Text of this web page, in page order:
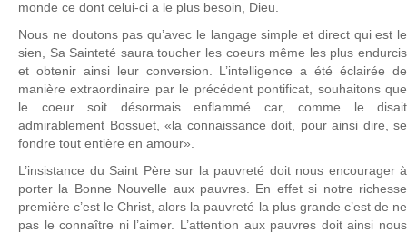
monde ce dont celui-ci a le plus besoin, Dieu.
Nous ne doutons pas qu’avec le langage simple et direct qui est le
sien, Sa Sainteté saura toucher les coeurs même les plus endurcis
et obtenir ainsi leur conversion. L’intelligence a été éclairée de
manière extraordinaire par le précédent pontificat, souhaitons que
le coeur soit désormais enflammé car, comme le disait
admirablement Bossuet, «la connaissance doit, pour ainsi dire, se
fondre tout entière en amour».
L’insistance du Saint Père sur la pauvreté doit nous encourager à
porter la Bonne Nouvelle aux pauvres. En effet si notre richesse
première c’est le Christ, alors la pauvreté la plus grande c’est de ne
pas le connaître ni l’aimer. L’attention aux pauvres doit ainsi nous